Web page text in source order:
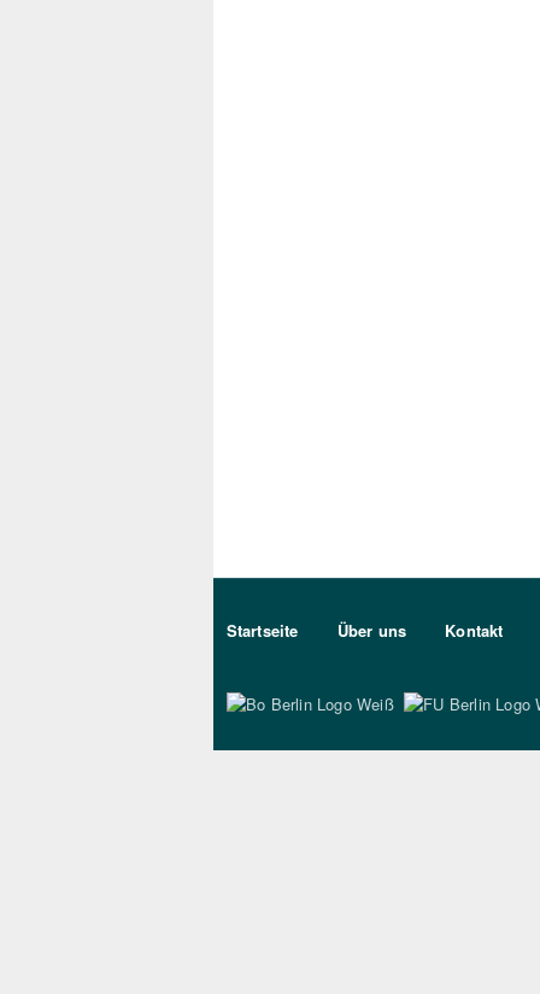
Sekundärmenu DE
Startseite Über uns Kontakt
Bo Berlin Logo